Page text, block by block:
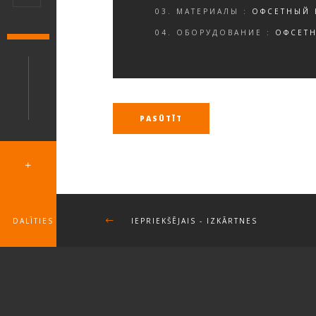
DALĪTIES IEPRIEKŠĒJAIS - IZKĀRTNES
03. МАТЕРИАЛЫ : ОФСЕТНЫЙ
04. ОБОРУДОВАНИЕ :
PASŪTĪT